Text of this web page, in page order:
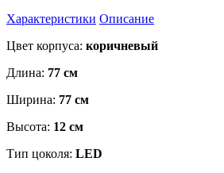
Характеристики Описание
Цвет корпуса: коричневый
Длина: 77 см
Ширина: 77 см
Высота: 12 см
Тип цоколя: LED